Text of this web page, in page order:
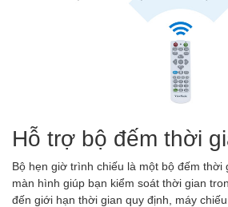
Hỗ trợ bộ đếm thời
Bộ hẹn giờ trình chiếu là một bộ đếm thời
màn hình giúp bạn kiểm soát thời gian
đến giới hạn thời gian quy định, máy